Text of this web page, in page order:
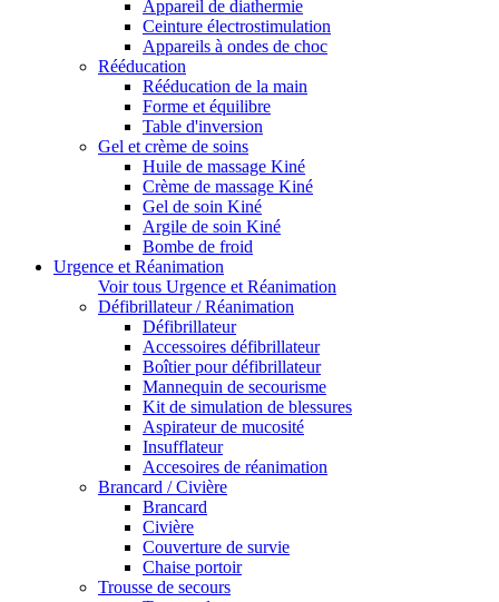
Appareil de diathermie
Ceinture électrostimulation
Appareils à ondes de choc
Rééducation
Rééducation de la main
Forme et équilibre
Table d'inversion
Gel et crème de soins
Huile de massage Kiné
Crème de massage Kiné
Gel de soin Kiné
Argile de soin Kiné
Bombe de froid
Urgence et Réanimation
Voir tous Urgence et Réanimation
Défibrillateur / Réanimation
Défibrillateur
Accessoires défibrillateur
Boîtier pour défibrillateur
Mannequin de secourisme
Kit de simulation de blessures
Aspirateur de mucosité
Insufflateur
Accesoires de réanimation
Brancard / Civière
Brancard
Civière
Couverture de survie
Chaise portoir
Trousse de secours